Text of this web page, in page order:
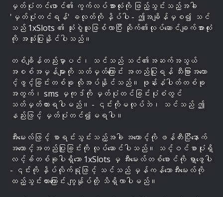
မှတ်ပုံတင်ဖောင်၏ ကွက်လပ်အားလုံးကို ဖြည့်သွင်းသည့်အခါ
'မှတ်ပုံတင်ရန်' ခလုတ်ကို နှိပ်ပါ - ဤအချိန်မှစ၍ သင်
သည် 1xSlots ၏ သုံးစွဲသူဖြစ်လာပြီး ဆိုက်၏လုပ်ဆောင်ချက်အားလုံး
ကို အသုံးပြုနိုင်ပါသည်။
တစ်ချိန်တည်းမှာပင်၊ သင်သည် သင်၏အဆက်အသွယ်
အစစ်အမှန်များကို သတ်မှတ်ကြောင်း အတည်ပြုရန် သီးခြားအကော
င့်ဖွင့်ခြင်းတစ်ခု လိုအပ်နိုင်သည်။ ဖုန်းနံပါတ်တစ်ခု
အတွက်၊ sms မှကုဒ်ကို မှတ်ပုံတင်ခြင်းပုံစံတွင်
သတ်မှတ်ထားရပါမည်။ - ၎င်းကိုမလုပ်ဘဲ၊ သင်သည် ဤ
နည်းဖြင့် မှတ်ပုံတင်၍မရပါ။
အီးမေးလ်ဖြင့် စာရင်းသွင်းသည့်အခါ အကောင့်ကို ဖန်တီးပြီးနောက်
အကောင့်အတည်ပြုခြင်းကို လုပ်ဆောင်ပါသည်။ သင့်ဝင်စာပုံးရှိ
လင့်ခ်တစ်ခုပါရှိသော 1xSlots မှ အီးမေးလ်တစ်စောင်ကို ရှာဖွေပါ
- ၎င်းကို နှိပ်လိုက်ရုံဖြင့် သင်သည် မှန်ကန်သောအီးမေးလ်ကို
ထည့်သွင်းထားကြောင်း ကျွန်ုပ်တို့ သိရှိလာပါမည်။